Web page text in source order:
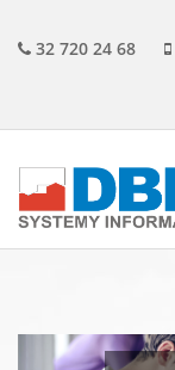
32 720 24 68